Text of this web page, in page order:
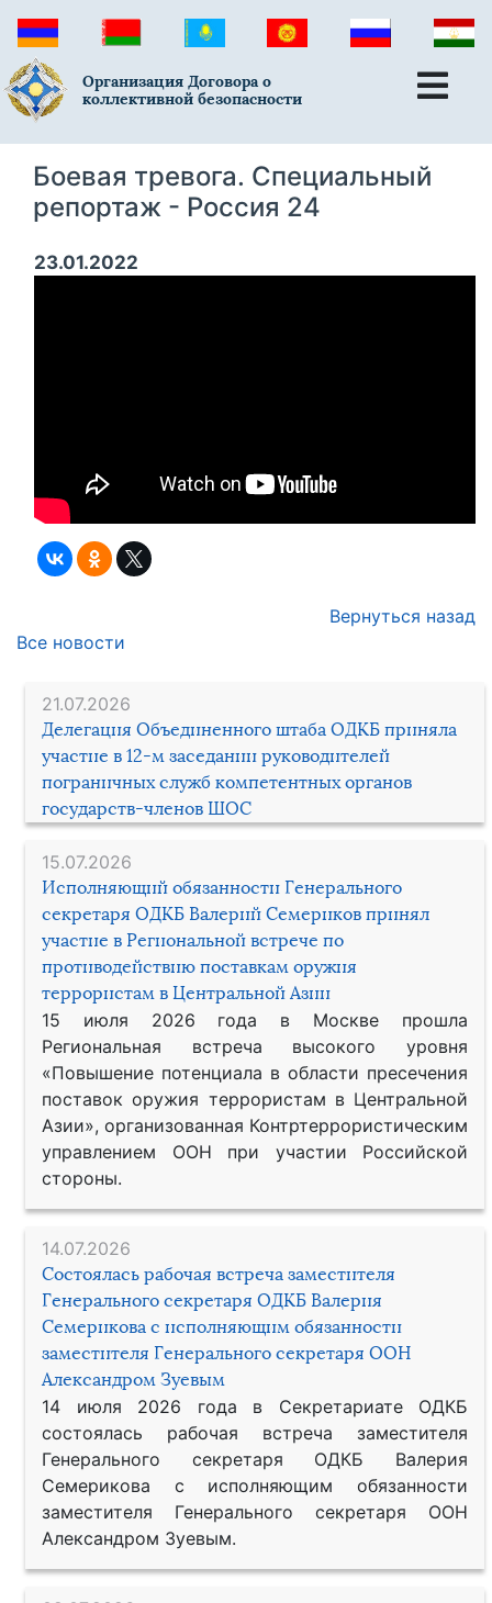
Организация Договора о
коллективной безопасности
21.07.2026
Делегация Объединенного штаба ОДКБ приняла
участие в 12-м заседании руководителей
пограничных служб компетентных органов
государств-членов ШОС
15.07.2026
Исполняющий обязанности Генерального
секретаря ОДКБ Валерий Семериков принял
участие в Региональной встрече по
противодействию поставкам оружия
террористам в Центральной Азии
15 июля 2026 года в Москве прошла
Региональная встреча высокого уровня
«Повышение потенциала в области пресечения
поставок оружия террористам в Центральной
Азии», организованная Контртеррористическим
управлением ООН при участии Российской
стороны.
14.07.2026
Состоялась рабочая встреча заместителя
Генерального секретаря ОДКБ Валерия
Семерикова с исполняющим обязанности
заместителя Генерального секретаря ООН
Александром Зуевым
14 июля 2026 года в Секретариате ОДКБ
состоялась рабочая встреча заместителя
Генерального секретаря ОДКБ Валерия
Семерикова с исполняющим обязанности
заместителя Генерального секретаря ООН
Александром Зуевым.
Боевая тревога. Специальный
репортаж - Россия 24
23.01.2022
Вернуться назад
Все новости